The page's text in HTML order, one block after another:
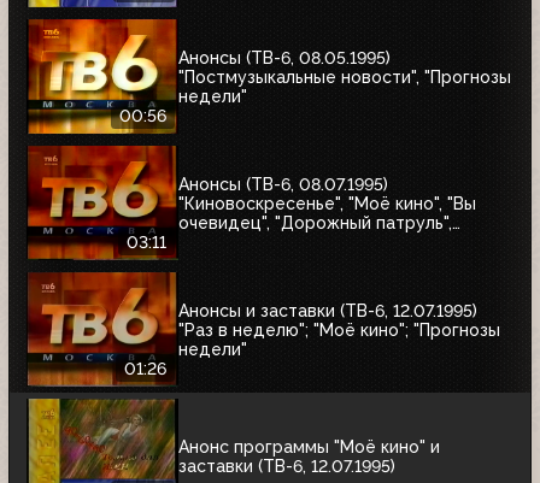
00:56
Анонсы (ТВ-6, 08.05.1995)
"Постмузыкальные новости", "Прогнозы
недели"
03:11
Анонсы (ТВ-6, 08.07.1995)
"Киновоскресенье", "Моё кино", "Вы
очевидец", "Дорожный патруль",
01:26
Анонсы и заставки (ТВ-6, 12.07.1995)
"Раз в неделю"; "Моё кино"; "Прогнозы
недели"
Анонс программы "Моё кино" и
заставки (ТВ-6, 12.07.1995)